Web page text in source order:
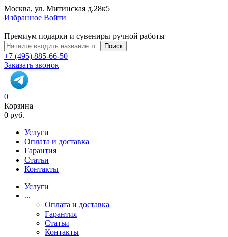
Москва, ул. Митинская д.28к5
Избранное Войти
Премиум подарки и сувениры ручной работы
Поиск
+7 (495) 885-66-50
Заказать звонок
0
Корзина
0 руб.
Услуги
Оплата и доставка
Гарантия
Статьи
Контакты
Услуги
...
Оплата и доставка
Гарантия
Статьи
Контакты